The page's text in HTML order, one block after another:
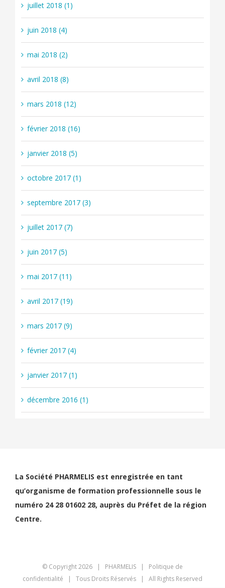
juillet 2018 (1)
juin 2018 (4)
mai 2018 (2)
avril 2018 (8)
mars 2018 (12)
février 2018 (16)
janvier 2018 (5)
octobre 2017 (1)
septembre 2017 (3)
juillet 2017 (7)
juin 2017 (5)
mai 2017 (11)
avril 2017 (19)
mars 2017 (9)
février 2017 (4)
janvier 2017 (1)
décembre 2016 (1)
La Société PHARMELIS est enregistrée en tant
qu’organisme de formation professionnelle sous le
numéro 24 28 01602 28, auprès du Préfet de la région
Centre.
© Copyright2026 | PHARMELIS | Politique de
confidentialité | Tous Droits Réservés | All Rights Reserved